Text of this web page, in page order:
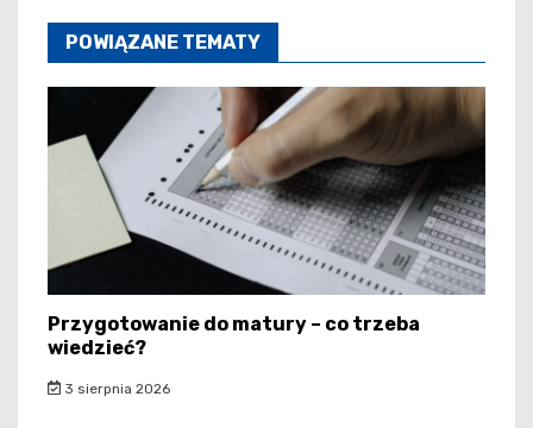
POWIĄZANE TEMATY
Przygotowanie do matury – co trzeba
wiedzieć?
3 sierpnia 2026